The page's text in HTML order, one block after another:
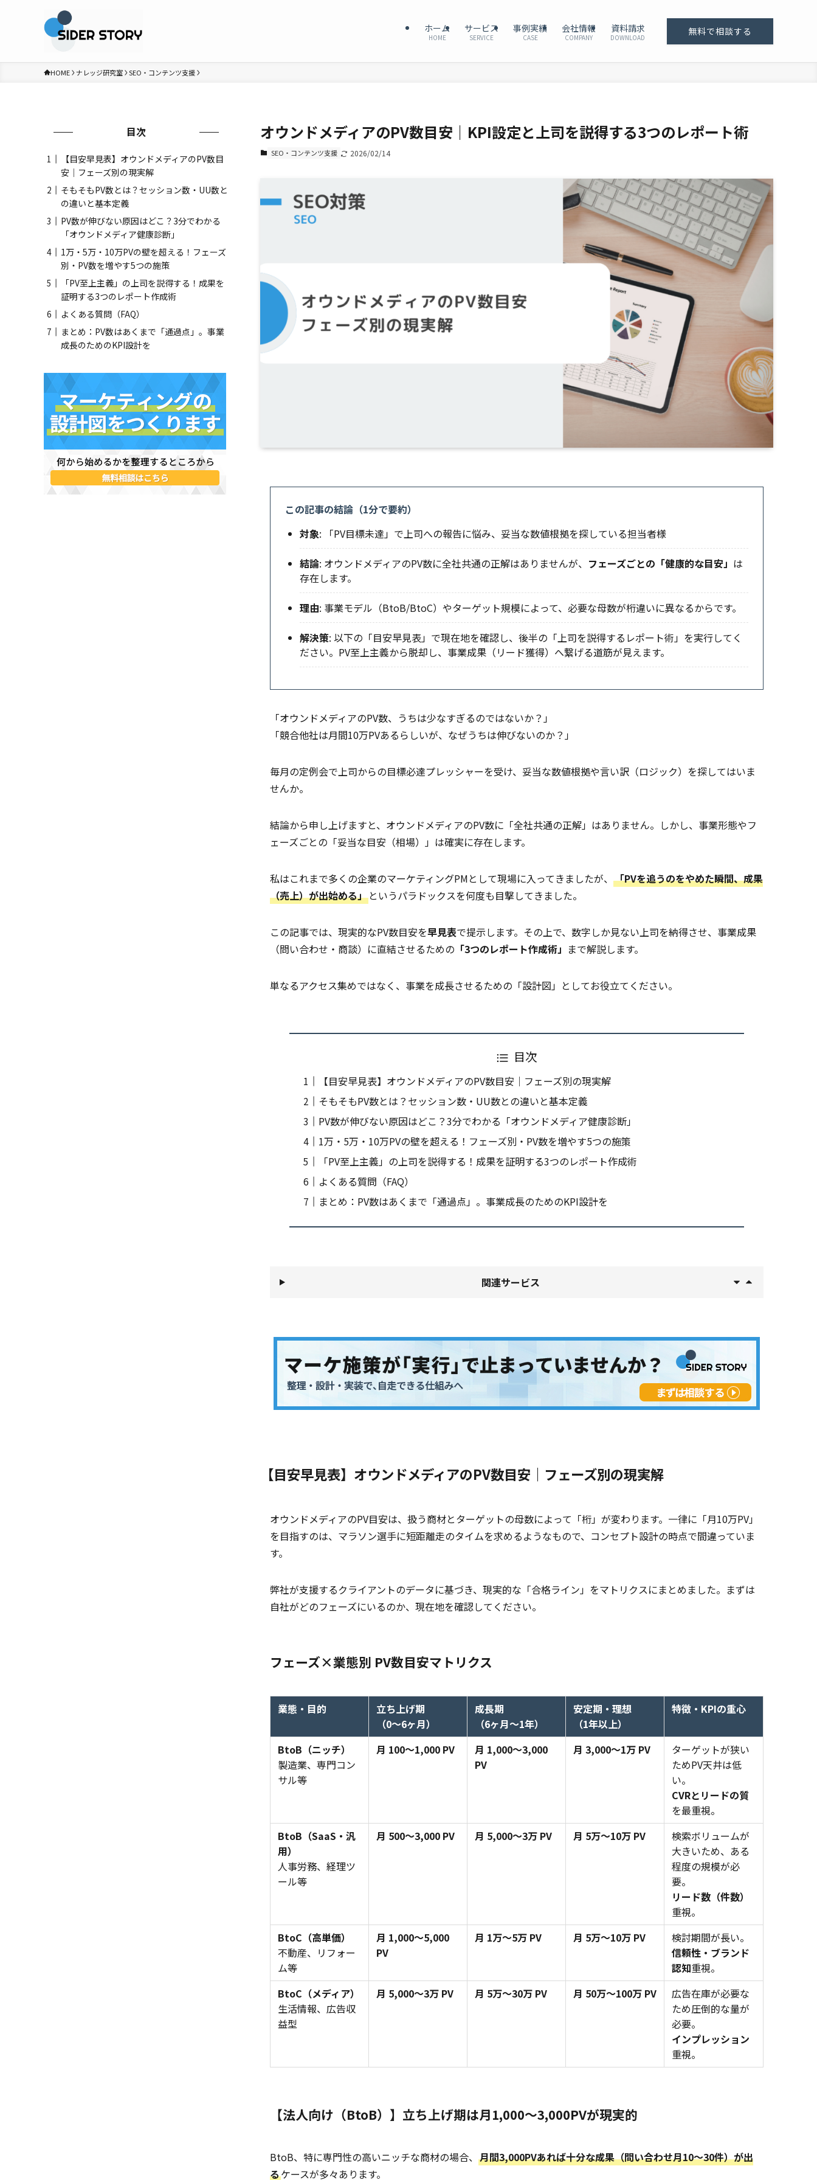
ホーム
HOME
サービス
SERVICE
事例実績
CASE
会社情報
COMPANY
資料請求
DOWNLOAD
無料で相談する
HOME ナレッジ研究室 SEO・コンテンツ支援
オウンドメディアのPV数目安｜KPI設定と上司を説得する3つのレポート術
SEO・コンテンツ支援 2026/02/14
この記事の結論（1分で要約）
対象: 「PV目標未達」で上司への報告に悩み、妥当な数値根拠を探している担当者様
結論: オウンドメディアのPV数に全社共通の正解はありませんが、 フェーズごとの「健康的な目安」 は
存在します。
理由: 事業モデル（BtoB/BtoC）やターゲット規模によって、必要な母数が桁違いに異なるからです。
解決策: 以下の「目安早見表」で現在地を確認し、後半の「上司を説得するレポート術」を実行してく
ださい。PV至上主義から脱却し、事業成果（リード獲得）へ繋げる道筋が見えます。
「オウンドメディアのPV数、うちは少なすぎるのではないか？」
「競合他社は月間10万PVあるらしいが、なぜうちは伸びないのか？」
毎月の定例会で上司からの目標必達プレッシャーを受け、妥当な数値根拠や言い訳（ロジック）を探してはいま
せんか。
結論から申し上げますと、オウンドメディアのPV数に「全社共通の正解」はありません。しかし、事業形態やフ
ェーズごとの「妥当な目安（相場）」は確実に存在します。
私はこれまで多くの企業のマーケティングPMとして現場に入ってきましたが、 「PVを追うのをやめた瞬間、成果
（売上）が出始める」 というパラドックスを何度も目撃してきました。
この記事では、現実的なPV数目安を早見表で提示します。その上で、数字しか見ない上司を納得させ、事業成果
（問い合わせ・商談）に直結させるための 「3つのレポート作成術」 まで解説します。
単なるアクセス集めではなく、事業を成長させるための「設計図」としてお役立てください。
目次
【目安早見表】オウンドメディアのPV数目安｜フェーズ別の現実解
そもそもPV数とは？セッション数・UU数との違いと基本定義
PV数が伸びない原因はどこ？3分でわかる「オウンドメディア健康診断」
1万・5万・10万PVの壁を超える！フェーズ別・PV数を増やす5つの施策
「PV至上主義」の上司を説得する！成果を証明する3つのレポート作成術
よくある質問（FAQ）
まとめ：PV数はあくまで「通過点」。事業成長のためのKPI設計を
関連サービス
【目安早見表】オウンドメディアのPV数目安｜フェーズ別の現実解
オウンドメディアのPV目安は、扱う商材とターゲットの母数によって「桁」が変わります。一律に「月10万PV」
を目指すのは、マラソン選手に短距離走のタイムを求めるようなもので、コンセプト設計の時点で間違っていま
す。
弊社が支援するクライアントのデータに基づき、現実的な「合格ライン」をマトリクスにまとめました。まずは
自社がどのフェーズにいるのか、現在地を確認してください。
フェーズ×業態別 PV数目安マトリクス
業態・目的
立ち上げ期
（0〜6ヶ月）
成長期
（6ヶ月〜1年）
安定期・理想
（1年以上）
特徴・KPIの重心
BtoB（ニッチ）
製造業、専門コン
サル等
月 100〜1,000 PV
月 1,000〜3,000
PV
月 3,000〜1万 PV
ターゲットが狭い
ためPV天井は低
い。
CVRとリードの質
を最重視。
BtoB（SaaS・汎
用）
人事労務、経理ツ
ール等
月 500〜3,000 PV 月 5,000〜3万 PV 月 5万〜10万 PV
検索ボリュームが
大きいため、ある
程度の規模が必
要。
リード数（件数）
重視。
BtoC（高単価）
不動産、リフォー
ム等
月 1,000〜5,000
PV
月 1万〜5万 PV 月 5万〜10万 PV
検討期間が長い。
信頼性・ブランド
認知重視。
BtoC（メディア）
生活情報、広告収
益型
月 5,000〜3万 PV 月 5万〜30万 PV 月 50万〜100万 PV
広告在庫が必要な
ため圧倒的な量が
必要。
インプレッション
重視。
【法人向け（BtoB）】立ち上げ期は月1,000〜3,000PVが現実的
BtoB、特に専門性の高いニッチな商材の場合、 月間3,000PVあれば十分な成果（問い合わせ月10〜30件）が出
るケースが多々あります。
目次
【目安早見表】オウンドメディアのPV数目
安｜フェーズ別の現実解
そもそもPV数とは？セッション数・UU数と
の違いと基本定義
PV数が伸びない原因はどこ？3分でわかる
「オウンドメディア健康診断」
1万・5万・10万PVの壁を超える！フェーズ
別・PV数を増やす5つの施策
「PV至上主義」の上司を説得する！成果を
証明する3つのレポート作成術
よくある質問（FAQ）
まとめ：PV数はあくまで「通過点」。事業
成長のためのKPI設計を